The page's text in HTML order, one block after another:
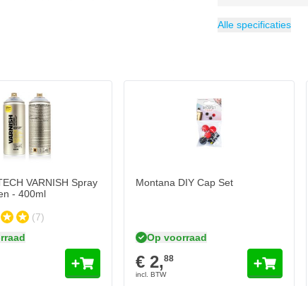
schoon tot er enkel drijfgas uit komt.
Gewicht
Maximale Dekking
EAN
Inhoud 400 ml
Glansgraad
Categorie
Alle specificaties
VARNISH Spray
- 400ml
(7)
Montana DIY Cap Set
Op voorraad
€ 2,88